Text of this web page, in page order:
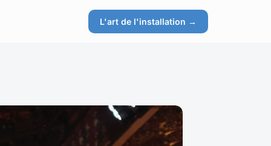
L'art de l'installation →